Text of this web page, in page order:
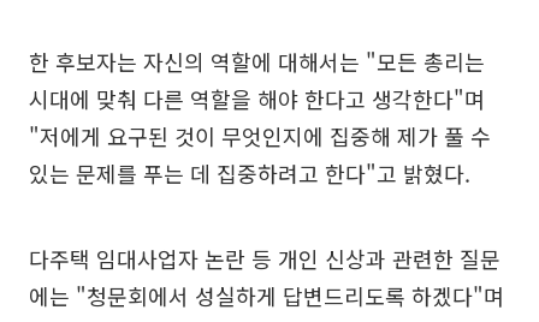
한 후보자는 자신의 역할에 대해서는 "모든 총리는
시대에 맞춰 다른 역할을 해야 한다고 생각한다"며
"저에게 요구된 것이 무엇인지에 집중해 제가 풀 수
있는 문제를 푸는 데 집중하려고 한다"고 밝혔다.
다주택 임대사업자 논란 등 개인 신상과 관련한 질문
에는 "청문회에서 성실하게 답변드리도록 하겠다"며